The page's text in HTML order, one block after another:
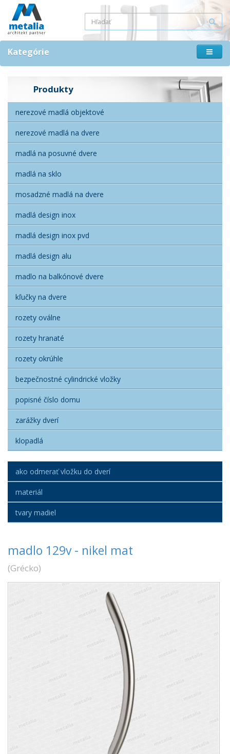
Kategórie
Produkty
nerezové madlá objektové
nerezové madlá na dvere
madlá na posuvné dvere
madlá na sklo
mosadzné madlá na dvere
madlá design inox
madlá design inox pvd
madlá design alu
madlo na balkónové dvere
kľučky na dvere
rozety oválne
rozety hranaté
rozety okrúhle
bezpečnostné cylindrické vložky
popisné číslo domu
zarážky dverí
klopadlá
ako odmerať vložku do dverí
materiál
tvary madiel
madlo 129v - nikel mat
(Grécko)